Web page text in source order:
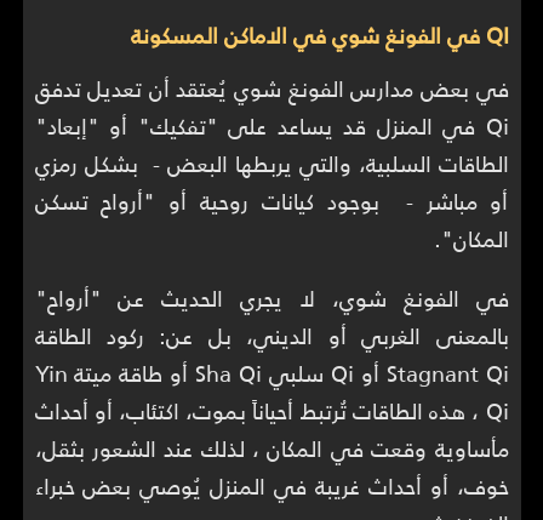
QI في الفونغ شوي في الاماكن المسكونة
في بعض مدارس الفونغ شوي يُعتقد أن تعديل تدفق
Qi في المنزل قد يساعد على "تفكيك" أو "إبعاد"
الطاقات السلبية، والتي يربطها البعض - بشكل رمزي
أو مباشر - بوجود كيانات روحية أو "أرواح تسكن
المكان".
في الفونغ شوي، لا يجري الحديث عن "أرواح"
بالمعنى الغربي أو الديني، بل عن: ركود الطاقة
Stagnant Qi أو Qi سلبي Sha Qi أو طاقة ميتة Yin
Qi ، هذه الطاقات تُرتبط أحياناً بموت، اكتئاب، أو أحداث
مأساوية وقعت في المكان ، لذلك عند الشعور بثقل،
خوف، أو أحداث غريبة في المنزل يُوصي بعض خبراء